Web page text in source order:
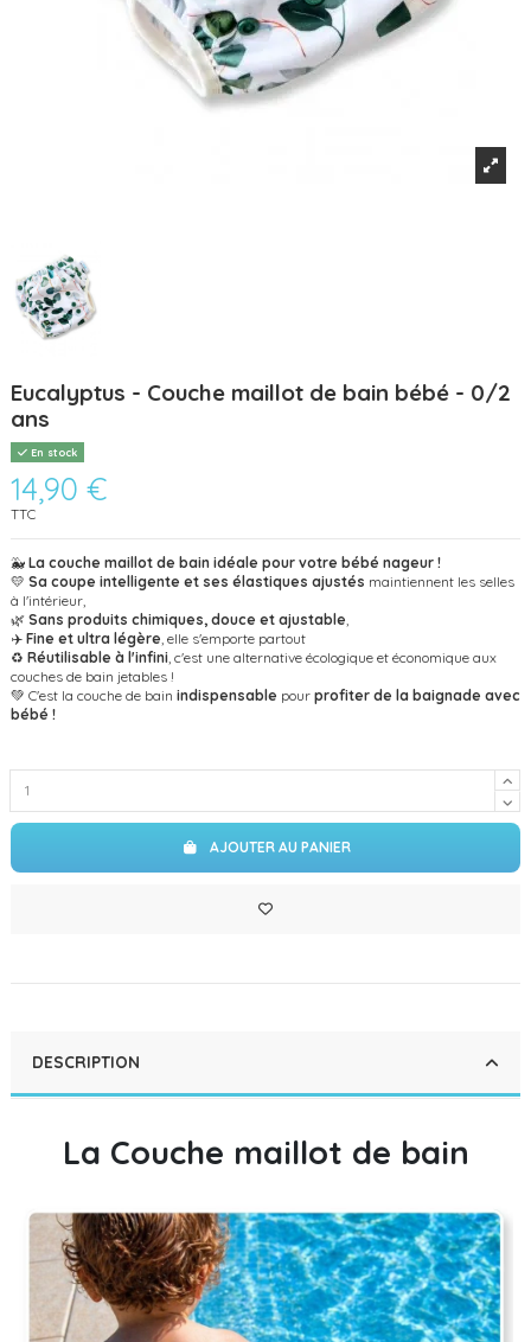
Eucalyptus - Couche maillot de bain bébé - 0/2
ans
En stock
14,90 €
TTC
🐳 La couche maillot de bain idéale pour votre bébé nageur !
💛 Sa coupe intelligente et ses élastiques ajustés maintiennent les selles
à l'intérieur,
🌿 Sans produits chimiques, douce et ajustable
✈️ Fine et ultra légère , elle s'emporte partout
♻️ Réutilisable à l'infini , c'est une alternative écologique et économique aux
couches de bain jetables !
💚 C'est la couche de bain indispensable pour profiter de la baignade avec
bébé !
AJOUTER AU PANIER
DESCRIPTION
La Couche maillot de bain